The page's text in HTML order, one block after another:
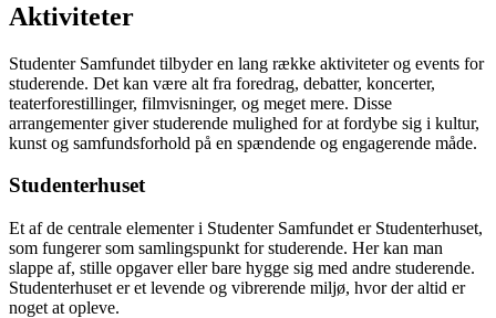
Aktiviteter
Studenter Samfundet tilbyder en lang række aktiviteter og events for
studerende. Det kan være alt fra foredrag, debatter, koncerter,
teaterforestillinger, filmvisninger, og meget mere. Disse
arrangementer giver studerende mulighed for at fordybe sig i kultur,
kunst og samfundsforhold på en spændende og engagerende måde.
Studenterhuset
Et af de centrale elementer i Studenter Samfundet er Studenterhuset,
som fungerer som samlingspunkt for studerende. Her kan man
slappe af, stille opgaver eller bare hygge sig med andre studerende.
Studenterhuset er et levende og vibrerende miljø, hvor der altid er
noget at opleve.